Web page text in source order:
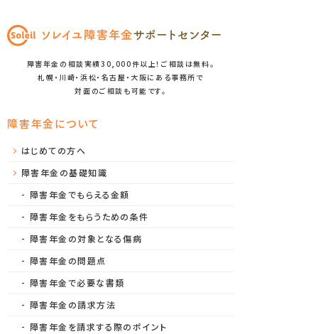
障害年金の相談実績30,000件以上！ご相談は無料。
札幌・川崎・浜松・名古屋・大阪にある事務所で
対面のご相談も可能です。
障害年金について
はじめての方へ
障害年金の基礎知識
障害年金でもらえる金額
障害年金をもらうための条件
障害年金の対象となる傷病
障害年金の問題点
障害年金で必要な書類
障害年金の請求方法
障害年金を請求する際のポイント